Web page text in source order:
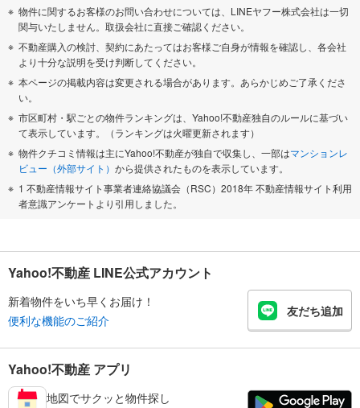
物件に関するお客様のお問い合わせについては、LINEヤフー株式会社は一切
関与いたしません。取扱会社に直接ご確認ください。
不動産購入の検討、契約にあたってはお客様ご自身が情報を確認し、各会社
より十分な説明を受け判断してください。
本ページの掲載内容は変更される場合があります。あらかじめご了承くださ
い。
市区町村・駅ごとの物件ランキングは、Yahoo!不動産独自のルールに基づい
て表示しています。（ランキングは火曜更新されます）
物件クチコミ情報は主にYahoo!不動産が独自で収集し、一部はマンションレ
ビュー（外部サイト） から提供されたものを表示しています。
1 不動産情報サイト事業者連絡協議会（RSC）2018年 不動産情報サイト利用
者意識アンケートより引用しました。
Yahoo!不動産 LINE公式アカウント
新着物件をいち早くお届け！
便利な機能のご紹介
友だち追加
Yahoo!不動産 アプリ
地図でサクッと物件探し